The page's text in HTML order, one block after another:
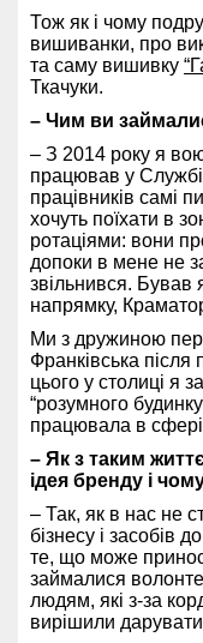
Тож як і чому
вишиванки, про
та саму вишивку
Ткачуки.
– Чим ви
– З 2014 року я
працював у Службі
працівників самі
хочуть поїхати в
ротаціями: вони
допоки в мене не
звільнився. Бував
напрямку,
Ми з дружиною
Франківська
цього у столиці я
“розумного
працювала в
– Як з таким
ідея бренду і
– Так, як в нас не
бізнесу і засобів
те, що може
займалися
людям, які з-за
вирішили